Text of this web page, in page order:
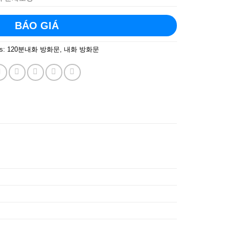
BÁO GIÁ
120분내화 방화문 내화 방화문